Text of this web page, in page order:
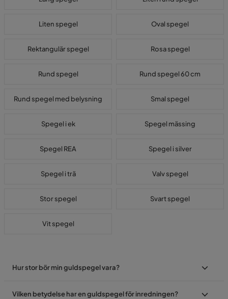
Liten spegel Oval spegel
Rektangulär spegel Rosa spegel
Rund spegel Rund spegel 60 cm
Rund spegel med belysning Smal spegel
Spegel i ek Spegel mässing
Spegel REA Spegel i silver
Spegel i trä Valv spegel
Stor spegel Svart spegel
Vit spegel
Hur stor bör min guldspegel vara?
Vilken betydelse har en guldspegel för inredningen?